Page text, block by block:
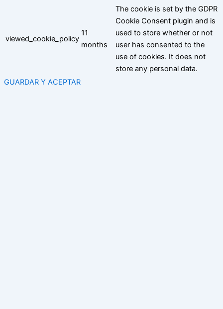
viewed_cookie_policy
11
months
The cookie is set by the GDPR
Cookie Consent plugin and is
used to store whether or not
user has consented to the
use of cookies. It does not
store any personal data.
GUARDAR Y ACEPTAR